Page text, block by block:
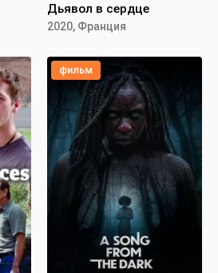
Дьявол в сердце
2020, Франция
фильм